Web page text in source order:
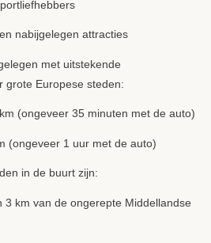
nabijgelegen attracties
met uitstekende
grote Europese steden:
(ongeveer 35 minuten met de auto)
(ongeveer 1 uur met de auto)
in de buurt zijn:
3 km van de ongerepte Middellandse